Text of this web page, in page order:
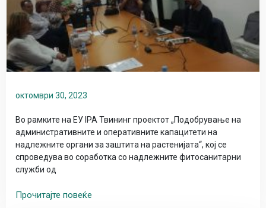
октомври 30, 2023
Во рамките на ЕУ IPA Твининг проектот „Подобрување на
административните и оперативните капацитети на
надлежните органи за заштита на растенијата“, кој се
спроведува во соработка со надлежните фитосанитарни
служби од
Прочитајте повеќе